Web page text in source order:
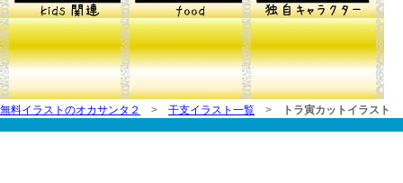
無料イラストのオカサンタ２ > 干支イラスト一覧 > トラ寅カットイラスト